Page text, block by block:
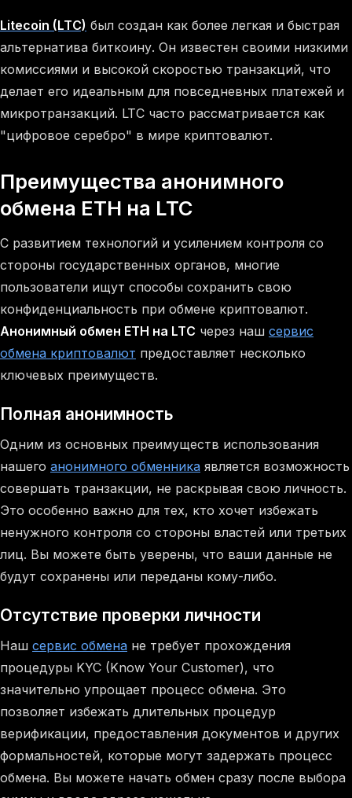
Litecoin (LTC) был создан как более легкая и быстрая
альтернатива биткоину. Он известен своими низкими
комиссиями и высокой скоростью транзакций, что
делает его идеальным для повседневных платежей и
микротранзакций. LTC часто рассматривается как
"цифровое серебро" в мире криптовалют.
Преимущества анонимного
обмена ETH на LTC
С развитием технологий и усилением контроля со
стороны государственных органов, многие
пользователи ищут способы сохранить свою
конфиденциальность при обмене криптовалют.
Анонимный обмен ETH на LTC через наш сервис
обмена криптовалют предоставляет несколько
ключевых преимуществ.
Полная анонимность
Одним из основных преимуществ использования
нашего анонимного обменника является возможность
совершать транзакции, не раскрывая свою личность.
Это особенно важно для тех, кто хочет избежать
ненужного контроля со стороны властей или третьих
лиц. Вы можете быть уверены, что ваши данные не
будут сохранены или переданы кому-либо.
Отсутствие проверки личности
Наш сервис обмена не требует прохождения
процедуры KYC (Know Your Customer), что
значительно упрощает процесс обмена. Это
позволяет избежать длительных процедур
верификации, предоставления документов и других
формальностей, которые могут задержать процесс
обмена. Вы можете начать обмен сразу после выбора